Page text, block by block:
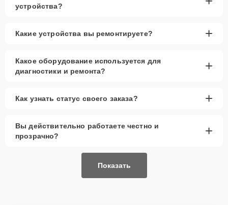
устройства?
Какие устройства вы ремонтируете? +
Какое оборудование используется для
диагностики и ремонта?
+
Как узнать статус своего заказа? +
Вы действительно работаете честно и
прозрачно?
+
Показать